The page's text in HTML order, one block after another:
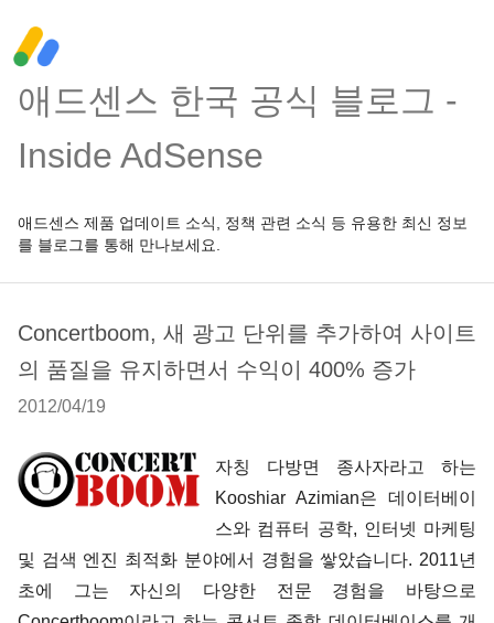
애드센스 한국 공식 블로그 -
Inside AdSense
애드센스 제품 업데이트 소식, 정책 관련 소식 등 유용한 최신 정보
를 블로그를 통해 만나보세요.
Concertboom, 새 광고 단위를 추가하여 사이트
의 품질을 유지하면서 수익이 400% 증가
2012/04/19
자칭 다방면 종사자라고 하는
Kooshiar Azimian은 데이터베이
스와 컴퓨터 공학, 인터넷 마케팅
및 검색 엔진 최적화 분야에서 경험을 쌓았습니다. 2011년
초에 그는 자신의 다양한 전문 경험을 바탕으로